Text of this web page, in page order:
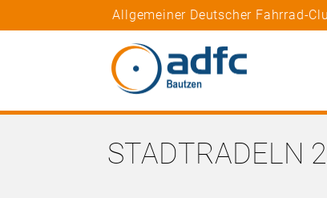
Allgemeiner Deutscher Fahrrad-
STADTRADELN